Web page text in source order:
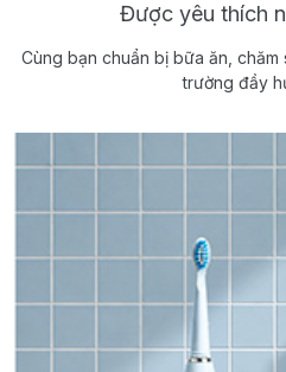
Được yêu thích
Cùng bạn chuẩn bị bữa ăn,
trường đầy